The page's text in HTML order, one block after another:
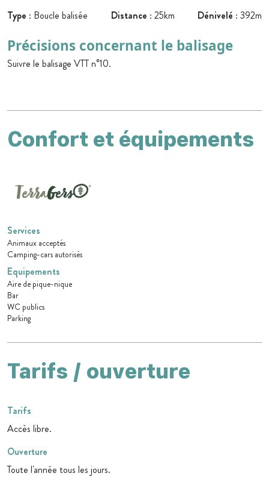
Type : Boucle balisée Distance : 25km Dénivelé : 392m
Précisions concernant le balisage
Suivre le balisage VTT n°10.
Confort et équipements
Services
Animaux acceptés
Camping-cars autorisés
Equipements
Aire de pique-nique
Bar
WC publics
Parking
Tarifs / ouverture
Tarifs
Accès libre.
Ouverture
Toute l'année tous les jours.